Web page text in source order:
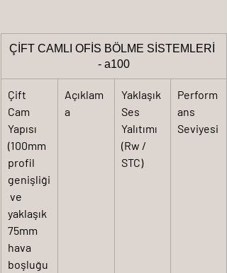
ÇİFT CAMLI OFİS BÖLME SİSTEMLERİ
- a100
Çift
Cam
Yapısı
(100mm
profil
genişliği
ve
yaklaşık
75mm
hava
boşluğu
Açıklam
a
Yaklaşık
Ses
Yalıtımı
(Rw /
STC)
Perform
ans
Seviyesi